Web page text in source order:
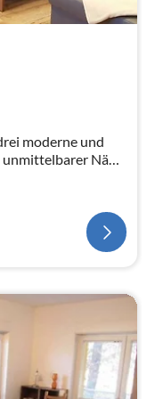
moderne und
Nähe